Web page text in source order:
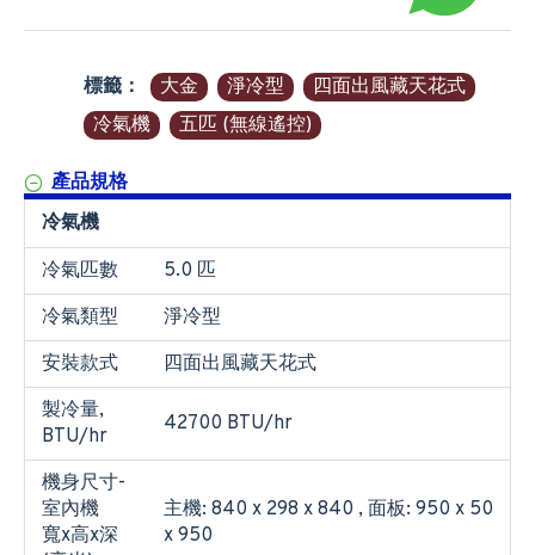
標籤： 大金 淨冷型
四面出風藏天花式
冷氣機
五匹 (無線遙控)
產品規格
冷氣機
冷氣匹數
5.0 匹
冷氣類型
淨冷型
安裝款式
四面出風藏天花式
製冷量,
BTU/hr
42700 BTU/hr
機身尺寸-
室內機
寬x高x深
主機: 840 x 298 x 840 , 面板: 950 x 50
x 950